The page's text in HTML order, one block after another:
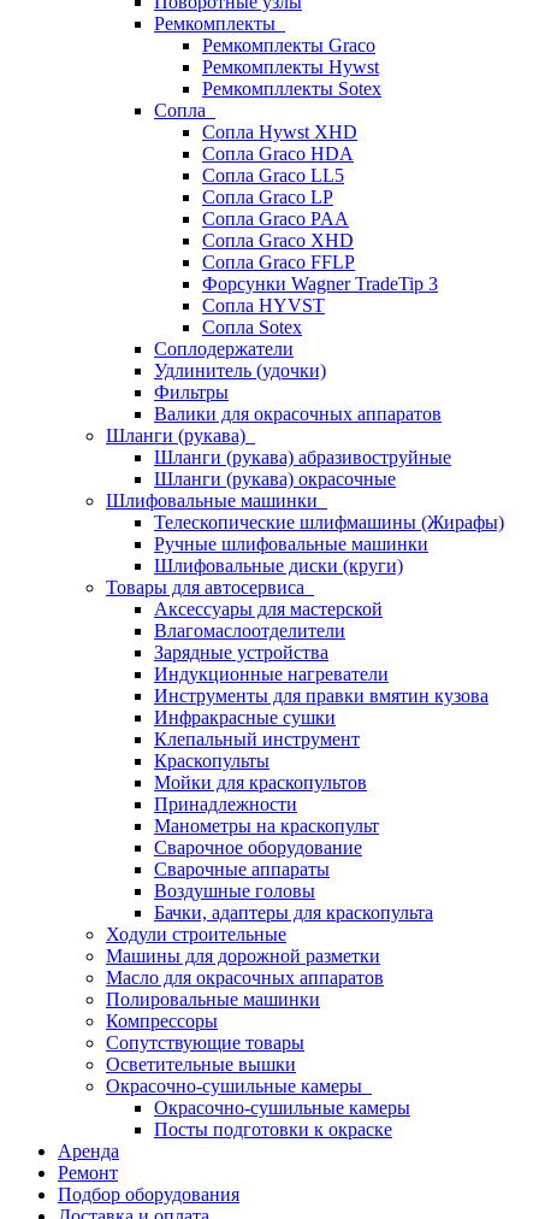
Ремкомплекты
Ремкомплекты Graco
Ремкомплекты Hywst
Ремкомпллекты Sotex
Сопла
Сопла Hywst XHD
Сопла Graco HDA
Сопла Graco LL5
Сопла Graco LP
Сопла Graco PAA
Сопла Graco XHD
Сопла Graco FFLP
Форсунки Wagner TradeTip 3
Сопла HYVST
Сопла Sotex
Соплодержатели
Удлинитель (удочки)
Фильтры
Валики для окрасочных аппаратов
Шланги (рукава)
Шланги (рукава) абразивоструйные
Шланги (рукава) окрасочные
Шлифовальные машинки
Телескопические шлифмашины (Жирафы)
Ручные шлифовальные машинки
Шлифовальные диски (круги)
Товары для автосервиса
Аксессуары для мастерской
Влагомаслоотделители
Зарядные устройства
Индукционные нагреватели
Инструменты для правки вмятин кузова
Инфракрасные сушки
Клепальный инструмент
Краскопульты
Мойки для краскопультов
Принадлежности
Манометры на краскопульт
Сварочное оборудование
Сварочные аппараты
Воздушные головы
Бачки, адаптеры для краскопульта
Ходули строительные
Машины для дорожной разметки
Масло для окрасочных аппаратов
Полировальные машинки
Компрессоры
Сопутствующие товары
Осветительные вышки
Окрасочно-сушильные камеры
Окрасочно-сушильные камеры
Посты подготовки к окраске
Аренда
Ремонт
Подбор оборудования